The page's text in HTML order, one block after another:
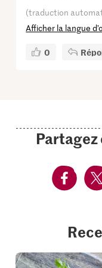
(traduction
Afficher la langue
0